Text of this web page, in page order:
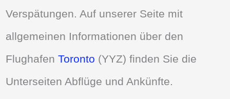
Verspätungen. Auf unserer Seite mit
allgemeinen Informationen über den
FlughafenToronto (YYZ) finden Sie die
Unterseiten Abflüge und Ankünfte.